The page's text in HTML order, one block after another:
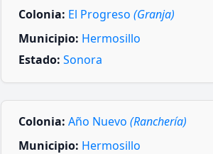
Colonia: El Progreso (Granja)
Municipio: Hermosillo
Estado: Sonora
Colonia: Año Nuevo (Ranchería)
Municipio: Hermosillo